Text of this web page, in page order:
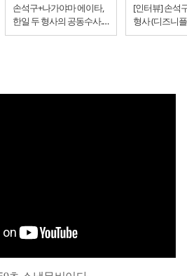
손석구+나가야마 에이타,
한일 두 형사의 공동수사..
넷플릭스 '로드'
[인터뷰] 손석
형사 (디즈니
퍼즐’)